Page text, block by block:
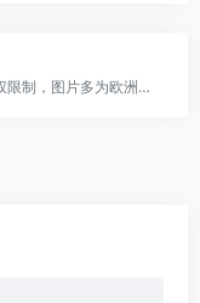
一个提供免费高清图像素材，并且无版权限制，图片多为欧洲景观，多为摄影师拍摄的生活类图片，所有的影像都是公共领域捐赠而来，用户可以使用该站点上的图片资源用户个人或商业用途